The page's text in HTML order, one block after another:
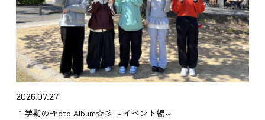
2026.07.27
１学期のPhoto Album☆彡 ～イベント編～